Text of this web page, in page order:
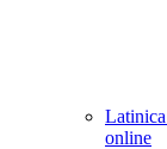
online